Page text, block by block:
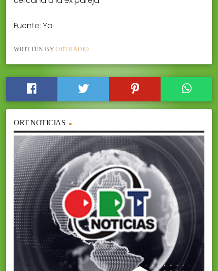
Fuente: Ya
WRITTEN BYORTRADIO
ORT NOTICIAS